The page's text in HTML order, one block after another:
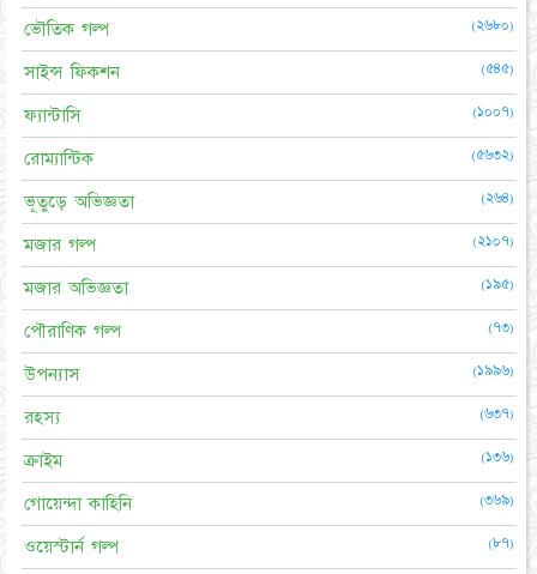
ভৌতিক গল্প (২৬৮০)
সাইন্স ফিকশন (৫৪৫)
ফ্যান্টাসি (১০০৭)
রোম্যান্টিক (৫৬৩২)
ভূতুড়ে অভিজ্ঞতা (২৬৪)
মজার গল্প (২১০৭)
মজার অভিজ্ঞতা (১৯৫)
পৌরাণিক গল্প (৭৩)
উপন্যাস (১৯৯৬)
রহস্য (৬৩৭)
ক্রাইম (১৩৬)
গোয়েন্দা কাহিনি (৩৬৯)
ওয়েস্টার্ন গল্প (৮৭)